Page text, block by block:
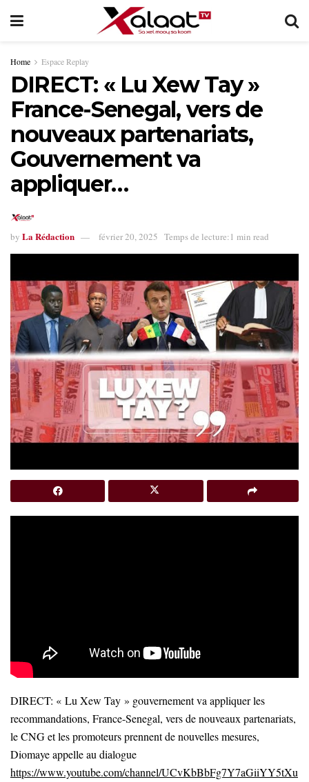
Home Espace Replay
DIRECT: « Lu Xew Tay »
France-Senegal, vers de
nouveaux partenariats,
Gouvernement va
appliquer…
by La Rédaction février 20, 2025 Temps de lecture:1 min read
DIRECT: « Lu Xew Tay » gouvernement va appliquer les
recommandations, France-Senegal, vers de nouveaux partenariats,
le CNG et les promoteurs prennent de nouvelles mesures,
Diomaye appelle au dialogue
https://www.youtube.com/channel/UCvKbBbFg7Y7aGiiYY5tXu